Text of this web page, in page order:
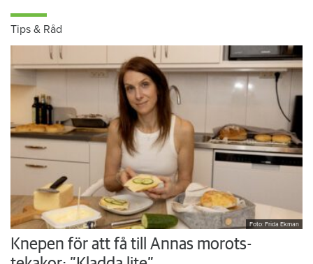
Tips & Råd
Foto: Frida Ekman
Knepen för att få till Annas morots-